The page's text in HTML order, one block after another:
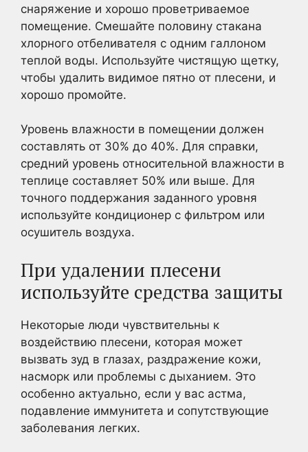
снаряжение и хорошо проветриваемое
помещение. Смешайте половину стакана
хлорного отбеливателя с одним галлоном
теплой воды. Используйте чистящую щетку,
чтобы удалить видимое пятно от плесени, и
хорошо промойте.
Уровень влажности в помещении должен
составлять от 30% до 40%. Для справки,
средний уровень относительной влажности в
теплице составляет 50% или выше. Для
точного поддержания заданного уровня
используйте кондиционер с фильтром или
осушитель воздуха.
При удалении плесени
используйте средства защиты
Некоторые люди чувствительны к
воздействию плесени, которая может
вызвать зуд в глазах, раздражение кожи,
насморк или проблемы с дыханием. Это
особенно актуально, если у вас астма,
подавление иммунитета и сопутствующие
заболевания легких.